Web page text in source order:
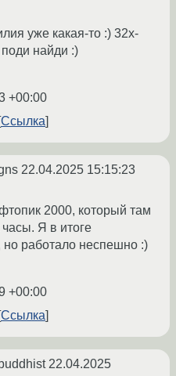
уже какая-то :) 32х-
найди :)
+00:00
Ссылка
22.04.2025 15:15:23
2000, который там
часы. Я в итоге
но работало неспешно :)
+00:00
Ссылка
22.04.2025